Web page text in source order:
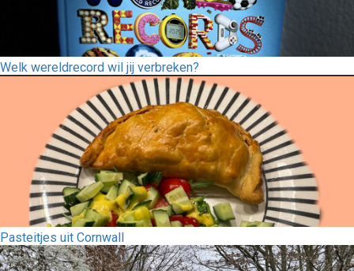
Welk wereldrecord wil jij verbreken?
Pasteitjes uit Cornwall